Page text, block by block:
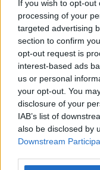
If you wish to opt-
processing of your
targeted advertising
section to confirm
opt-out request is
interest-based ads
us or personal
your opt-out. You
disclosure of your
IAB’s list of
also be disclosed by
Downstream